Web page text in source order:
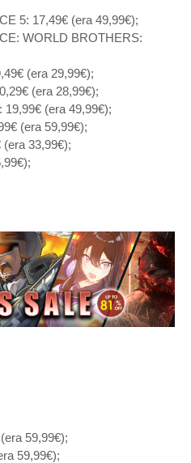
5: 17,49€ (era 49,99€);
WORLD BROTHERS:
(era 29,99€);
(era 28,99€);
(era 49,99€);
(era 59,99€);
33,99€);
59,99€);
59,99€);